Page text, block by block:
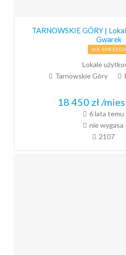
TARNOWSKIE GÓRY |
Gwarek
NA
Lokale
Tarnowskie Góry
18 450 zł /
6 lata temu
nie wygasa
2107